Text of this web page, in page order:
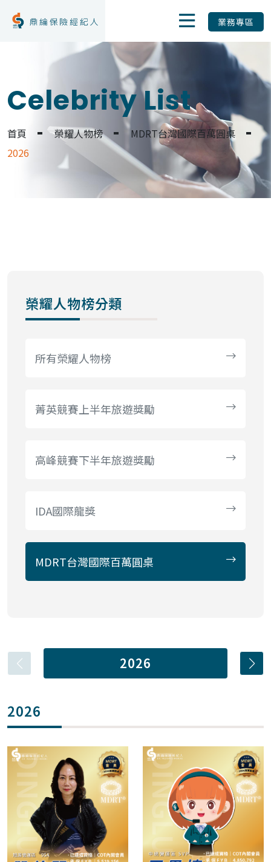
業務專區
Celebrity List
首頁 榮耀人物榜
MDRT台灣國際百萬圓桌
2026
2026
2026
榮耀人物榜分類
所有榮耀人物榜
菁英競賽上半年旅遊獎勵
高峰競賽下半年旅遊獎勵
IDA國際龍獎
MDRT台灣國際百萬圓桌